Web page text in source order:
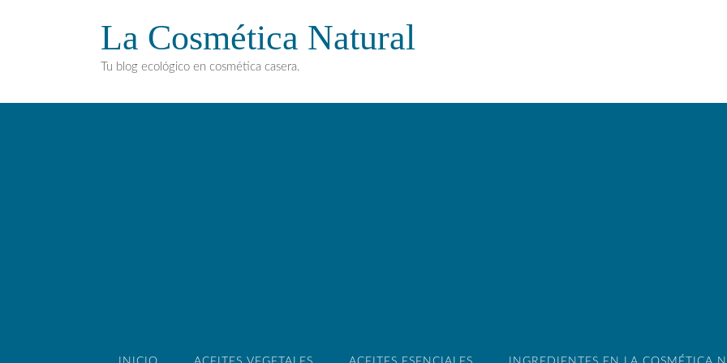
La Cosmética Natural
Tu blog ecológico en cosmética casera.